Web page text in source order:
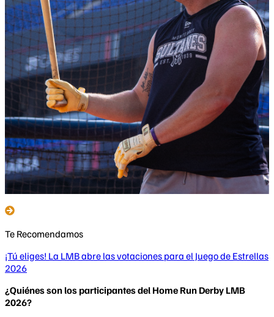
Te Recomendamos
¡Tú eliges! La LMB abre las votaciones para el Juego de Estrellas
2026
¿Quiénes son los participantes del Home Run Derby LMB
2026?